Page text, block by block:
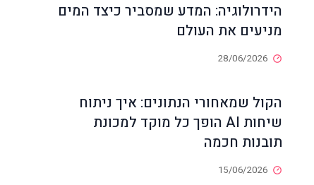
הידרולוגיה: המדע שמסביר כיצד המים
מניעים את העולם
28/06/2026
הקול שמאחורי הנתונים: איך ניתוח
שיחות AI הופך כל מוקד למכונת
תובנות חכמה
15/06/2026